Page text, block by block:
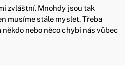
zvláštní. Mnohdy jsou tak
musíme stále myslet. Třeba
někdo nebo něco chybí nás vůbec